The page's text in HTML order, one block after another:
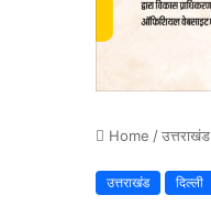
Home /उत्तराखंड
उत्तराखंड दिल्ली